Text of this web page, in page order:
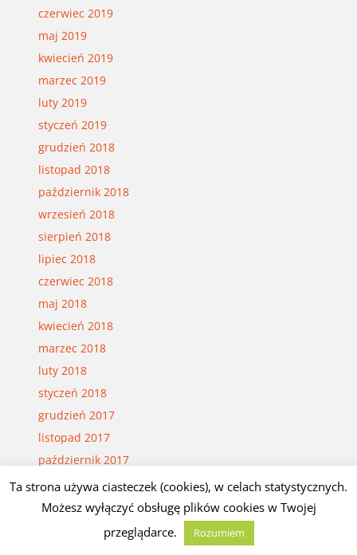
czerwiec 2019
maj 2019
kwiecień 2019
marzec 2019
luty 2019
styczeń 2019
grudzień 2018
listopad 2018
październik 2018
wrzesień 2018
sierpień 2018
lipiec 2018
czerwiec 2018
maj 2018
kwiecień 2018
marzec 2018
luty 2018
styczeń 2018
grudzień 2017
listopad 2017
październik 2017
wrzesień 2017
sierpień 2017
Ta strona używa ciasteczek (cookies), w celach statystycznych.
Możesz wyłączyć obsługę plików cookies w Twojej
przeglądarce.
Rozumiem